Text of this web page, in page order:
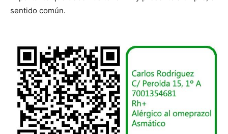
sentido común.